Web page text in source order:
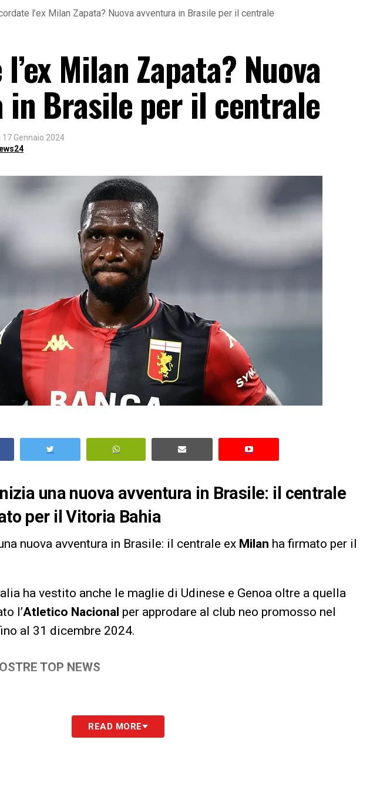
l’ex Milan Zapata? Nuova avventura in Brasile per il centrale
Milan Zapata? Nuova
in Brasile per il centrale
17 Gennaio 2024
una nuova avventura in Brasile: il centrale
per il Vitoria Bahia
nuova avventura in Brasile: il centrale ex Milan ha firmato per il
ha vestito anche le maglie di Udinese e Genoa oltre a quella
l’Atletico Nacional per approdare al club neo promosso nel
al 31 dicembre 2024.
TOP NEWS
READ MORE